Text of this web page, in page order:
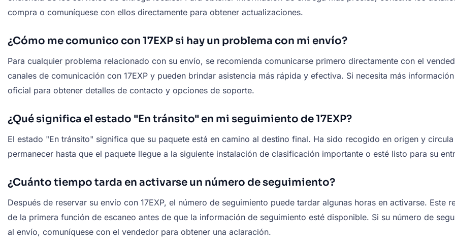
compra o comuníquese con ellos directamente para obtener actualizaciones.
¿Cómo me comunico con 17EXP si hay un problema con mi envío?
Para cualquier problema relacionado con su envío, se recomienda comunicarse primero directamente con el
canales de comunicación con 17EXP y pueden brindar asistencia más rápida y efectiva. Si necesita más
oficial para obtener detalles de contacto y opciones de soporte.
¿Qué significa el estado "En tránsito" en mi seguimiento de 17EXP?
El estado "En tránsito" significa que su paquete está en camino al destino final. Ha sido recogido en origen y
permanecer hasta que el paquete llegue a la siguiente instalación de clasificación importante o esté listo para su
¿Cuánto tiempo tarda en activarse un número de seguimiento?
Después de reservar su envío con 17EXP, el número de seguimiento puede tardar algunas horas en activarse.
de la primera función de escaneo antes de que la información de seguimiento esté disponible. Si su número de
al envío, comuníquese con el vendedor para obtener una aclaración.